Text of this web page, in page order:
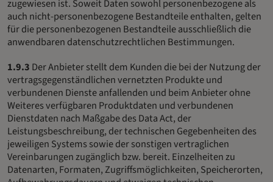
zugewiesen ist. Soweit Daten sowohl personenbezogene als
auch nicht-personenbezogene Bestandteile enthalten, gelten
für die personenbezogenen Bestandteile ausschließlich die
anwendbaren datenschutzrechtlichen Bestimmungen.
1.9.3 Der Anbieter stellt dem Kunden die bei der Nutzung der
vertragsgegenständlichen vernetzten Produkte und
verbundenen Dienste anfallenden und beim Anbieter ohne
Weiteres verfügbaren Produktdaten und verbundenen
Dienstdaten nach Maßgabe des Data Act, der
Leistungsbeschreibung, der technischen Gegebenheiten des
jeweiligen Systems sowie der sonstigen vertraglichen
Vereinbarungen zugänglich bzw. bereit. Einzelheiten zu
Datenarten, Formaten, Zugriffsmöglichkeiten, Speicherorten,